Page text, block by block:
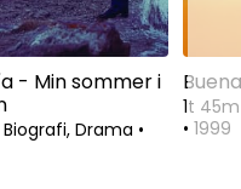
- Min sommer i
Biografi, Drama •
1t
• 1999